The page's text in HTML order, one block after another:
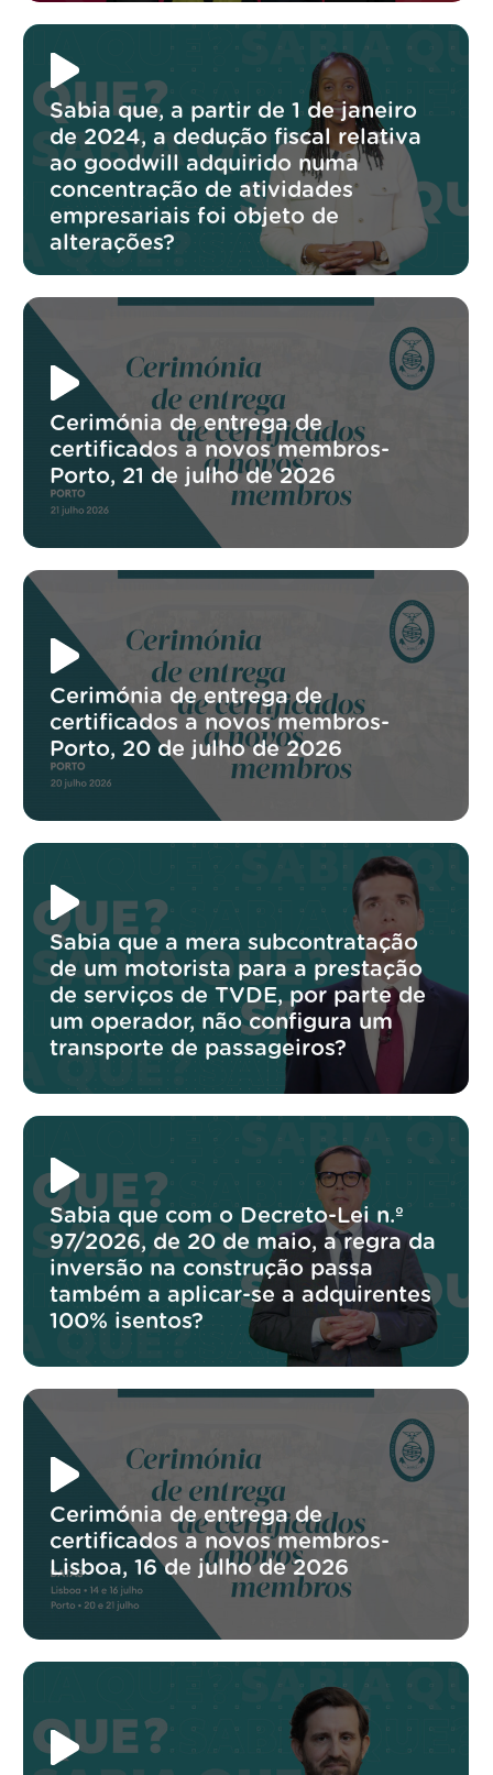
Sabia que, a partir de 1 de janeiro
de 2024, a dedução fiscal relativa
ao goodwill adquirido numa
concentração de atividades
empresariais foi objeto de
alterações?
Cerimónia de entrega de
certificados a novos membros-
Porto, 21 de julho de 2026
Cerimónia de entrega de
certificados a novos membros-
Porto, 20 de julho de 2026
Sabia que a mera subcontratação
de um motorista para a prestação
de serviços de TVDE, por parte de
um operador, não configura um
transporte de passageiros?
Sabia que com o Decreto-Lei n.º
97/2026, de 20 de maio, a regra da
inversão na construção passa
também a aplicar-se a adquirentes
100% isentos?
Cerimónia de entrega de
certificados a novos membros-
Lisboa, 16 de julho de 2026